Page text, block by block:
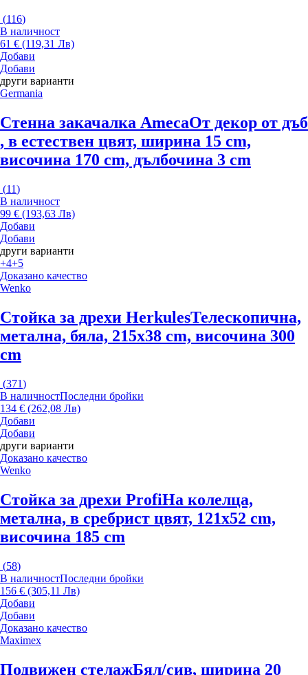
(116)
В наличност
61 € (119,31 Лв)
Добави
Добави
други варианти
Germania
Стенна закачалка AmecaОт декор от дъб
, в естествен цвят, ширина 15 cm,
височина 170 cm, дълбочина 3 cm
(11)
В наличност
99 € (193,63 Лв)
Добави
Добави
други варианти
+4+5
Доказано качество
Wenko
Стойка за дрехи HerkulesТелескопична,
метална, бяла, 215x38 cm, височина 300
cm
(371)
В наличностПоследни бройки
134 € (262,08 Лв)
Добави
Добави
други варианти
Доказано качество
Wenko
Стойка за дрехи ProfiНа колелца,
метална, в сребрист цвят, 121x52 cm,
височина 185 cm
(58)
В наличностПоследни бройки
156 € (305,11 Лв)
Добави
Добави
Доказано качество
Maximex
Подвижен стелажБял/сив, ширина 20